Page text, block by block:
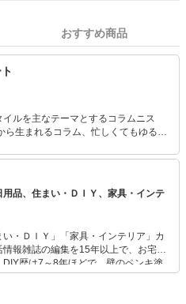
おすすめ商品
ルを主なテーマとするコラムニス
幅広い世代から支持を集めている。
生活用品などのヒット予測、使用分
手帖の作り方」「スープジャーレシ
品、住まい・ＤＩＹ、家具・インテ
い・ＤＩＹ」「家具・インテリア」カ
情報雑誌の編集を15年以上で、お宅訪
歴は7～8年ほどで、壁のペンキ塗
もチャレンジ済み。初心者でもモノ